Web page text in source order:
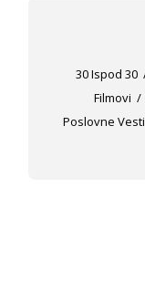
30 Ispod 30
Filmovi
Poslovne Vesti